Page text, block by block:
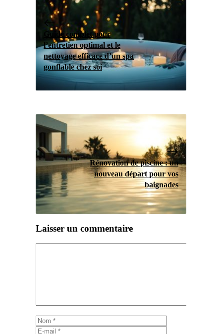
Guide complet pour
l’entretien optimal et le
nettoyage efficace d’un spa
gonflable chez soi
Rénovation de piscine : un
nouveau départ pour vos
baignades
Laisser un commentaire
Nom
mail